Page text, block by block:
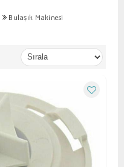
Bulaşık Makinesi